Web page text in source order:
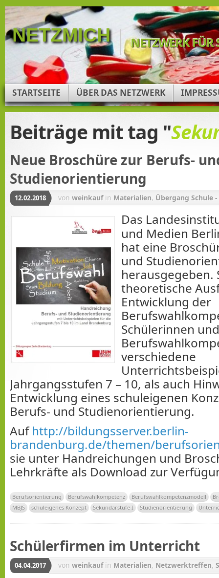
NETZMICH NETZWERK
STARTSEITE ÜBER DAS NETZWERK
Beiträge mit tag "
Neue Broschüre zur Berufs-
Studienorientierung
12.02.2018 von weinkauf in Materialien, Übergang Schule
Das
und Medien
hat eine
und
herausgegeben.
theoretische
Entwicklung der
Schülerinnen
verschiedene
Jahrgangsstufen 7 – 10, als auch
Entwicklung eines schuleigenen
Berufs- und Studienorientierung.
Aufhttp://bildungsserver.berlin-
brandenburg.de/themen/
sie unter Handreichungen und
Lehrkräfte als Download zur
Berufsorientierung Berufswahlkompetenz Berufswahlkompetenzmodell
MBJS
schuleigenes Konzept Sekundarstufe I Studienorientierung
Schülerfirmen im Unterricht
04.04.2017 von weinkauf in Materialien, Netzwerktreffen,